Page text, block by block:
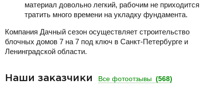
материал довольно легкий, рабочим не приходится
тратить много времени на укладку фундамента.
Компания Дачный сезон осуществляет строительство
блочных домов 7 на 7 под ключ в Санкт-Петербурге и
Ленинградской области.
Наши заказчики Все фотоотзывы (568)